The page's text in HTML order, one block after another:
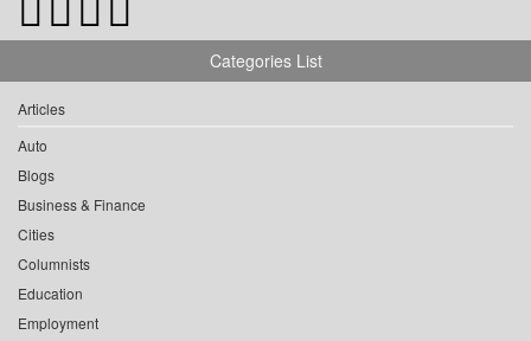
Categories List
Articles
Auto
Blogs
Business & Finance
Cities
Columnists
Education
Employment